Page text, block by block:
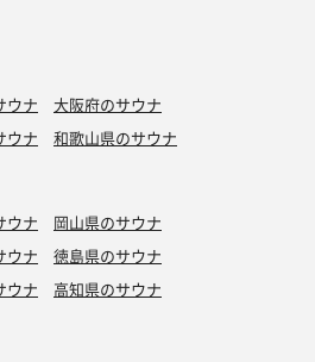
ウナ
大阪府のサウナ
ウナ 和歌山県のサウナ
ウナ
岡山県のサウナ
ウナ
徳島県のサウナ
ウナ 高知県のサウナ